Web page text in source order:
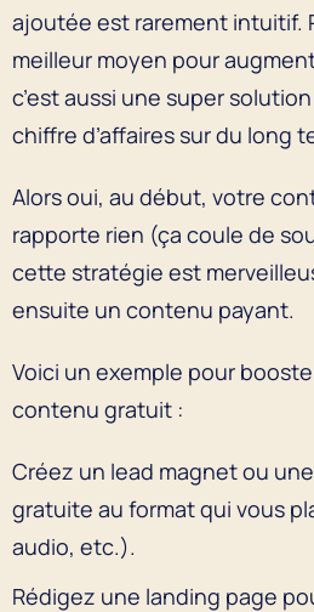
ajoutée est rarement intuitif.
meilleur moyen pour
c’est aussi une super
chiffre d’affaires sur du long
Alors oui, au début, votre
rapporte rien (ça coule de
cette stratégie est
ensuite un contenu payant.
Voici un exemple pour
contenu gratuit :
Créez un lead magnet ou
gratuite au format qui vous
audio, etc.).
Rédigez une landing page